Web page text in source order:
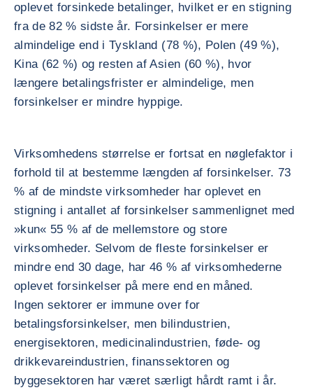
oplevet forsinkede betalinger, hvilket er en stigning
fra de 82 % sidste år. Forsinkelser er mere
almindelige end i Tyskland (78 %), Polen (49 %),
Kina (62 %) og resten af Asien (60 %), hvor
længere betalingsfrister er almindelige, men
forsinkelser er mindre hyppige.
Virksomhedens størrelse er fortsat en nøglefaktor i
forhold til at bestemme længden af forsinkelser. 73
% af de mindste virksomheder har oplevet en
stigning i antallet af forsinkelser sammenlignet med
»kun« 55 % af de mellemstore og store
virksomheder. Selvom de fleste forsinkelser er
mindre end 30 dage, har 46 % af virksomhederne
oplevet forsinkelser på mere end en måned.
Ingen sektorer er immune over for
betalingsforsinkelser, men bilindustrien,
energisektoren, medicinalindustrien, føde- og
drikkevareindustrien, finanssektoren og
byggesektoren har været særligt hårdt ramt i år.